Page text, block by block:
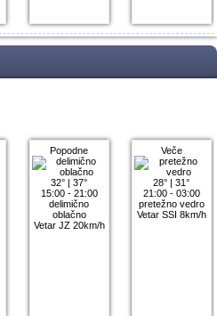
Popodne
32° |37°
15:00 - 21:00
delimično
oblačno
Vetar JZ 20km/h
Veče
28° |31°
21:00 - 03:00
pretežno vedro
Vetar SSI 8km/h